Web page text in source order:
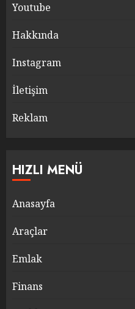
Youtube
Hakkında
Instagram
İletişim
Reklam
HIZLI MENÜ
Anasayfa
Araçlar
Emlak
Finans